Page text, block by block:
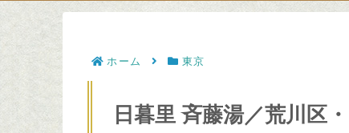
ホーム 東京
日暮里 斉藤湯／荒川区